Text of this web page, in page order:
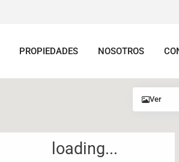
PROPIEDADES NOSOTROS
loading...
Ver